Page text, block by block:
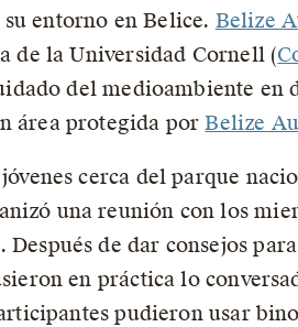
entorno en Belice. Belize
de la Universidad Cornell (
del medioambiente
área protegida porBelize
cerca del parque
una reunión con los
Después de dar consejos
en práctica lo
pudieron usar